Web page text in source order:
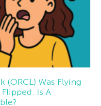
(ORCL) Was Flying
Is A